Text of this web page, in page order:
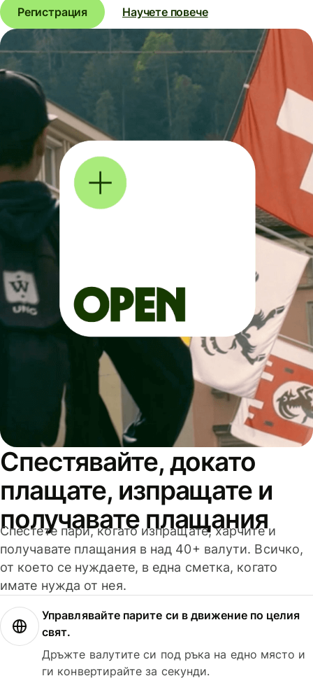
Регистрация Научете повече
Спестявайте, докато
плащате, изпращате и
получавате плащания
Спестете пари, когато изпращате, харчите и
получавате плащания в над 40+ валути. Всичко,
от което се нуждаете, в една сметка, когато
имате нужда от нея.
Управлявайте парите си в движение по целия
свят.
Дръжте валутите си под ръка на едно място и
ги конвертирайте за секунди.